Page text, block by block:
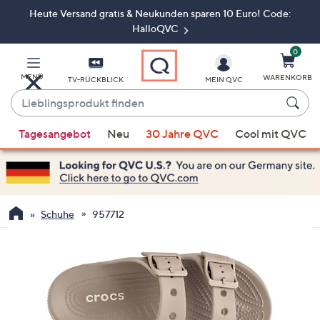
ZumHeute Versand gratis & Neukunden sparen 10 Euro! Code:
HalloQVC
MENÜ TV-RÜCKBLICK
Lieblingsprodukt
finden
Vorschläge
verfügbar
sind,
verwenden
Sie
MEIN QVC
0
WARENKORB
Tagesangebot Neu 30 Jahre QVC Cool mit QVC
Schuhe 957712